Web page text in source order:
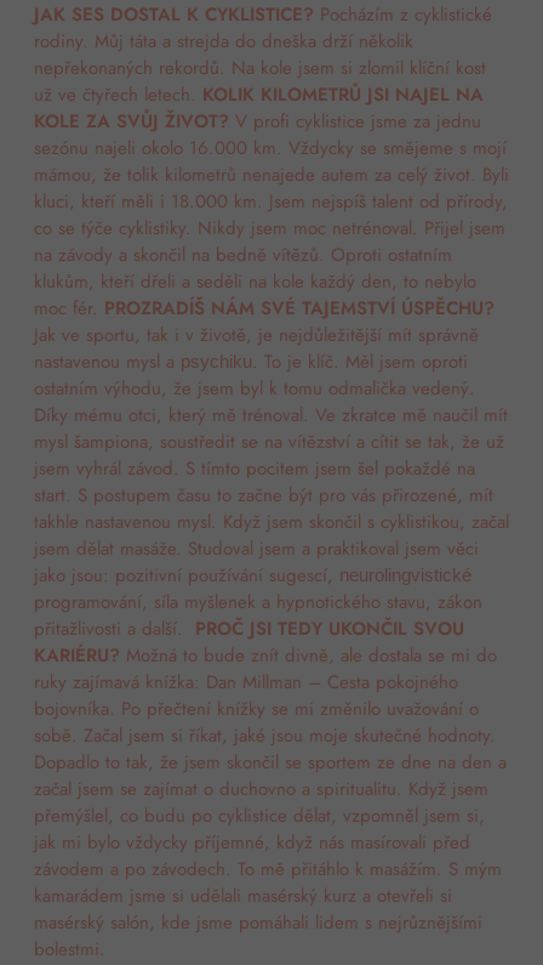
JAK SES DOSTAL K CYKLISTICE? Pocházím z cyklistické
rodiny. Můj táta a strejda do dneška drží několik
nepřekonaných rekordů. Na kole jsem si zlomil klíční kost
už ve čtyřech letech. KOLIK KILOMETRŮ JSI NAJEL NA
KOLE ZA SVŮJ ŽIVOT? V profi cyklistice jsme za jednu
sezónu najeli okolo 16.000 km. Vždycky se smějeme s mojí
mámou, že tolik kilometrů nenajede autem za celý život. Byli
kluci, kteří měli i 18.000 km. Jsem nejspíš talent od přírody,
co se týče cyklistiky. Nikdy jsem moc netrénoval. Přijel jsem
na závody a skončil na bedně vítězů. Oproti ostatním
klukům, kteří dřeli a seděli na kole každý den, to nebylo
moc fér. PROZRADÍŠ NÁM SVÉ TAJEMSTVÍ ÚSPĚCHU?
Jak ve sportu, tak i v životě, je nejdůležitější mít správně
nastavenou mysl a psychiku. To je klíč. Měl jsem oproti
ostatním výhodu, že jsem byl k tomu odmalička vedený.
Díky mému otci, který mě trénoval. Ve zkratce mě naučil mít
mysl šampiona, soustředit se na vítězství a cítit se tak, že už
jsem vyhrál závod. S tímto pocitem jsem šel pokaždé na
start. S postupem času to začne být pro vás přirozené, mít
takhle nastavenou mysl. Když jsem skončil s cyklistikou, začal
jsem dělat masáže. Studoval jsem a praktikoval jsem věci
jako jsou: pozitivní používání sugescí, neurolingvistické
programování, síla myšlenek a hypnotického stavu, zákon
přitažlivosti a další. PROČ JSI TEDY UKONČIL SVOU
KARIÉRU? Možná to bude znít divně, ale dostala se mi do
ruky zajímavá knížka: Dan Millman – Cesta pokojného
bojovníka. Po přečtení knížky se mi změnilo uvažování o
sobě. Začal jsem si říkat, jaké jsou moje skutečné hodnoty.
Dopadlo to tak, že jsem skončil se sportem ze dne na den a
začal jsem se zajímat o duchovno a spiritualitu. Když jsem
přemýšlel, co budu po cyklistice dělat, vzpomněl jsem si,
jak mi bylo vždycky příjemné, když nás masírovali před
závodem a po závodech. To mě přitáhlo k masážím. S mým
kamarádem jsme si udělali masérský kurz a otevřeli si
masérský salón, kde jsme pomáhali lidem s nejrůznějšími
bolestmi.